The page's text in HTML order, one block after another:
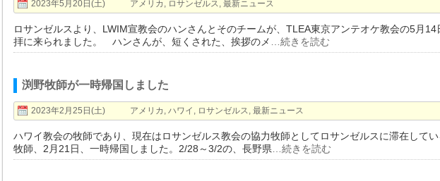
2023年5月20日(土) アメリカ ロサンゼルス 最新ニュース
ロサンゼルスより、LWIM宣教会のハンさんとそのチームが、TLEA東京アンテオケ教会の5月14
拝に来られました。 ハンさんが、短くされた、挨拶のメ
…続きを読む
渕野牧師が一時帰国しました
2023年2月25日(土) アメリカ ハワイ ロサンゼルス 最新ニュース
ハワイ教会の牧師であり、現在はロサンゼルス教会の協力牧師としてロサンゼルスに滞在して
牧師、2月21日、一時帰国しました。2/28～3/2の、長野県 …続きを読む